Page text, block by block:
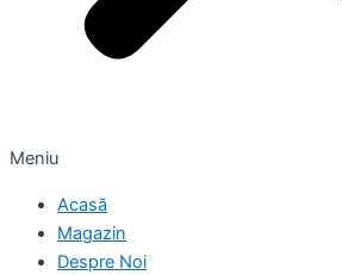
Meniu
Acasă
Magazin
Despre Noi